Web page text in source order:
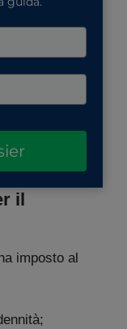
il
ha imposto al